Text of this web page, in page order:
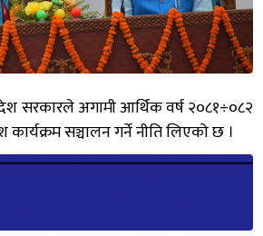
सरकारले अगामी आर्थिक वर्ष २०८१÷०८२
सञ्चालन गर्ने नीति लिएको छ ।